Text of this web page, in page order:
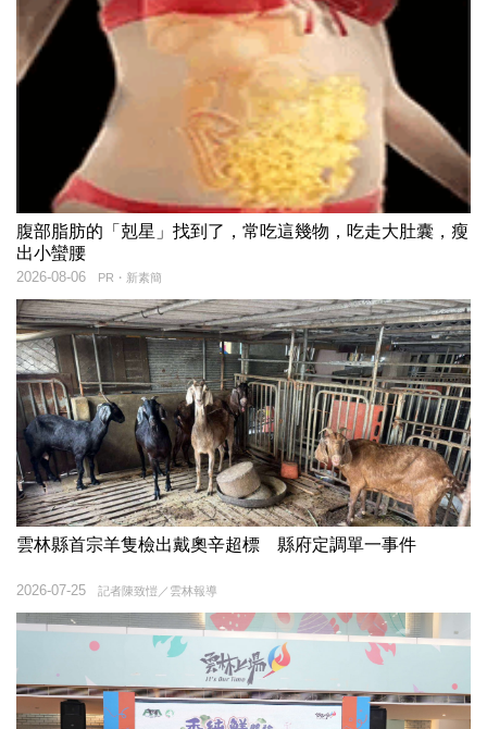
腹部脂肪的「剋星」找到了，常吃這幾物，吃走大肚囊，瘦
出小蠻腰
PR・新素簡
2026-08-06
雲林縣首宗羊隻檢出戴奧辛超標 縣府定調單一事件
記者陳致愷／雲林報導
2026-07-25